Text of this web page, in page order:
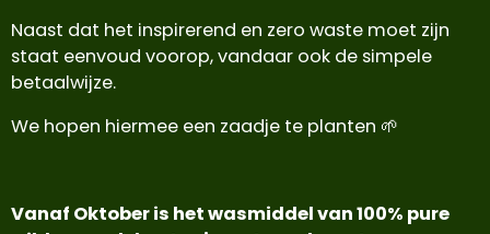
Naast dat het inspirerend en zero waste moet zijn
staat eenvoud voorop, vandaar ook de simpele
betaalwijze.
We hopen hiermee een zaadje te planten 🌱
Vanaf Oktober is hetwasmiddel van 100% pure